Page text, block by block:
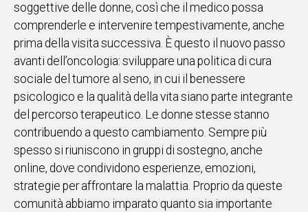
soggettive delle donne, così che il medico possa
comprenderle e intervenire tempestivamente, anche
prima della visita successiva. È questo il nuovo passo
avanti dell’oncologia: sviluppare una politica di cura
sociale del tumore al seno, in cui il benessere
psicologico e la qualità della vita siano parte integrante
del percorso terapeutico. Le donne stesse stanno
contribuendo a questo cambiamento. Sempre più
spesso si riuniscono in gruppi di sostegno, anche
online, dove condividono esperienze, emozioni,
strategie per affrontare la malattia. Proprio da queste
comunità abbiamo imparato quanto sia importante